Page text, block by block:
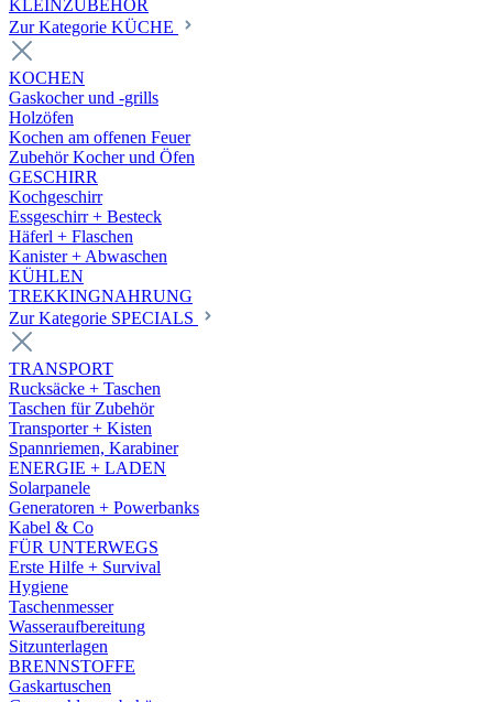
KLEINZUBEHÖR
Zur Kategorie KÜCHE
KOCHEN
Gaskocher und -grills
Holzöfen
Kochen am offenen Feuer
Zubehör Kocher und Öfen
GESCHIRR
Kochgeschirr
Essgeschirr + Besteck
Häferl + Flaschen
Kanister + Abwaschen
KÜHLEN
TREKKINGNAHRUNG
Zur Kategorie SPECIALS
TRANSPORT
Rucksäcke + Taschen
Taschen für Zubehör
Transporter + Kisten
Spannriemen, Karabiner
ENERGIE + LADEN
Solarpanele
Generatoren + Powerbanks
Kabel & Co
FÜR UNTERWEGS
Erste Hilfe + Survival
Hygiene
Taschenmesser
Wasseraufbereitung
Sitzunterlagen
BRENNSTOFFE
Gaskartuschen